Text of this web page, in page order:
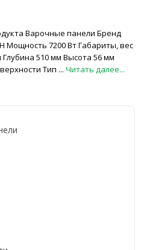
Варочные панели Бренд
Мощность 7200 Вт Габариты, вес
510 мм Высота 56 мм
Тип ... Читать далее...